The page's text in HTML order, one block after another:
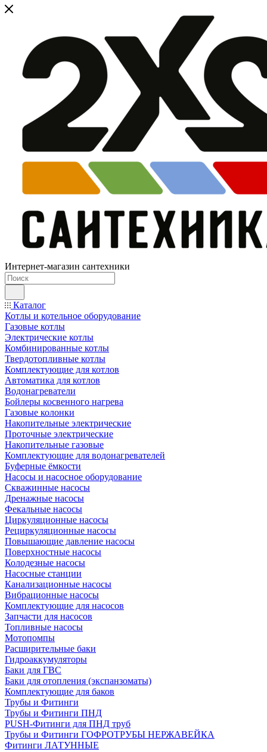
Интернет-магазин сантехники
Каталог
Котлы и котельное оборудование
Газовые котлы
Электрические котлы
Комбинированные котлы
Твердотопливные котлы
Комплектующие для котлов
Автоматика для котлов
Водонагреватели
Бойлеры косвенного нагрева
Газовые колонки
Накопительные электрические
Проточные электрические
Накопительные газовые
Комплектующие для водонагревателей
Буферные ёмкости
Насосы и насосное оборудование
Скважинные насосы
Дренажные насосы
Фекальные насосы
Циркуляционные насосы
Рециркуляционные насосы
Повышающие давление насосы
Поверхностные насосы
Колодезные насосы
Насосные станции
Канализационные насосы
Вибрационные насосы
Комплектующие для насосов
Запчасти для насосов
Топливные насосы
Мотопомпы
Расширительные баки
Гидроаккумуляторы
Баки для ГВС
Баки для отопления (экспанзоматы)
Комплектующие для баков
Трубы и Фитинги
Трубы и Фитинги ПНД
PUSH-Фитинги для ПНД труб
Трубы и Фитинги ГОФРОТРУБЫ НЕРЖАВЕЙКА
Фитинги ЛАТУННЫЕ